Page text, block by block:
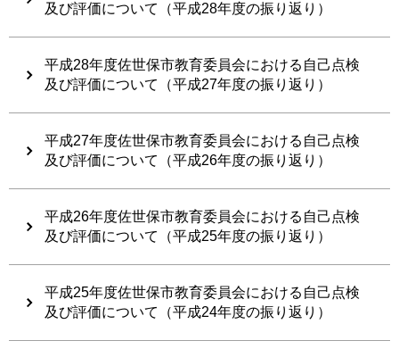
及び評価について（平成28年度の振り返り）
平成28年度佐世保市教育委員会における自己点検
及び評価について（平成27年度の振り返り）
平成27年度佐世保市教育委員会における自己点検
及び評価について（平成26年度の振り返り）
平成26年度佐世保市教育委員会における自己点検
及び評価について（平成25年度の振り返り）
平成25年度佐世保市教育委員会における自己点検
及び評価について（平成24年度の振り返り）